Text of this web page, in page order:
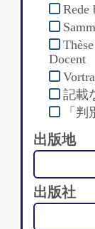
Rede
Docent
記載
「判
出版地
出版社